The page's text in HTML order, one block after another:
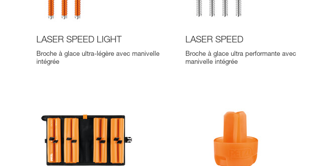
LASER SPEED LIGHT
Broche à glace ultra-légère avec manivelle
intégrée
LASER SPEED
Broche à glace ultra performante avec
manivelle intégrée